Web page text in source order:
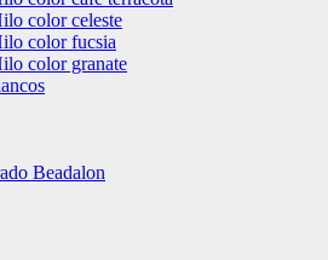
color celeste
color fucsia
color granate
Beadalon